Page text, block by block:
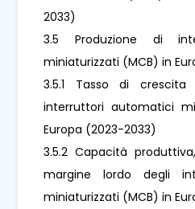
2033)
3.5 Produzione di
miniaturizzati (MCB) in
3.5.1 Tasso di
interruttori automatici
Europa (2023-2033)
3.5.2 Capacità
margine lordo degli
miniaturizzati (MCB) in